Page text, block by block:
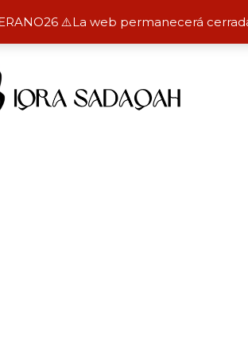
⚠️La web permanecerá